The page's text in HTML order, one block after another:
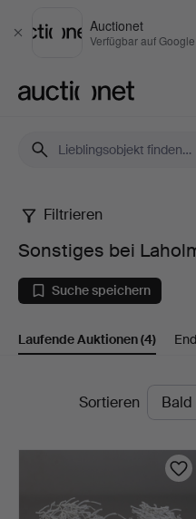
Schließen
Auctionet
Verfügbar auf
Sonstiges
bei
Laholms
Filtrieren
Sonstiges bei
Suche speichern
Laufende Auktionen(4)
LaufendeSortieren